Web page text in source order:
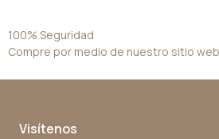
100% Seguridad
Compre por medio de nuestro sitio web
Visítenos